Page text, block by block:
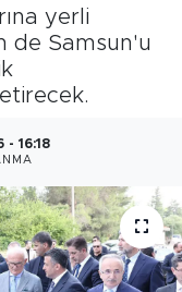
yerli
de Samsun'u
- 16:18